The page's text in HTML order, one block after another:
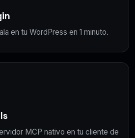
en tu WordPress en 1 minuto.
MCP nativo en tu cliente de